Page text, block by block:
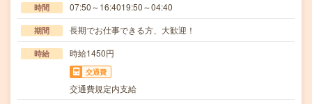
時間 07:50～16:4019:50～04:40
期間 長期でお仕事できる方、大歓迎！
時給 時給1450円
交通費
交通費規定内支給